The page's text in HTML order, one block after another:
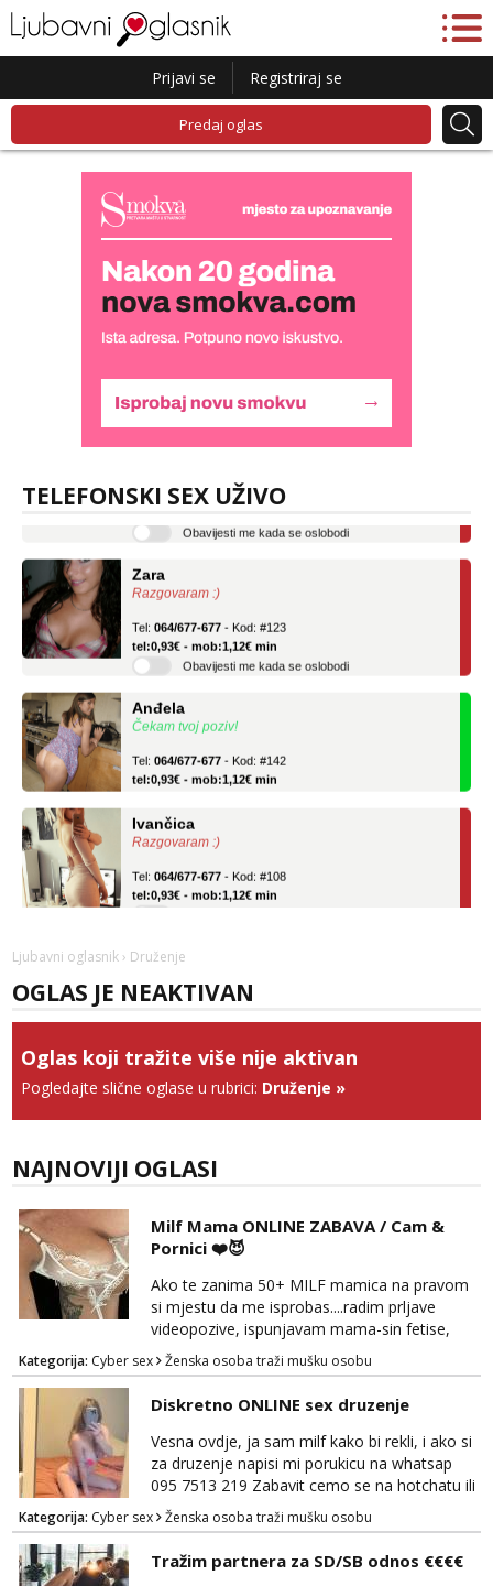
Prijavi se Registriraj se
Predaj oglas
TELEFONSKI SEX UŽIVO
Ivančica
Razgovaram :)
tel:0,93€ - mob:1,12€ min
Razgovaram :)
tel:0,93€ - mob:1,12€ min
Obavijesti me kada se oslobodi
Čekam tvoj poziv!
tel:0,93€ - mob:1,12€ min
Razgovaram :)
tel:0,93€ - mob:1,12€ min
Obavijesti me kada se oslobodi
Razgovaram :)
Tel:064/677-677- Kod: #123
Čekam tvoj poziv!
Ljubavni oglasnik › Druženje
OGLAS JE NEAKTIVAN
Oglas koji tražite više nije aktivan
Pogledajte slične oglase u rubrici: Druženje »
NAJNOVIJI OGLASI
Milf Mama ONLINE ZABAVA / Cam &
Pornici ❤️😈
Ako te zanima 50+ MILF mamica na pravom
si mjestu da me isprobas....radim prljave
videopozive, ispunjavam mama-sin fetise,
dominacija, hotchat, saljem ti svoje gole
slikice i videe ako zelis, a mozes i dobiti gacice
od mamice ako me zamolis... 🔥🫦 NE RADIM
UZIVO...Javi se na wapp 091 548 3275,
mamica te ceka da ispunim sve tvoje zelje 😽
Kategorija: Cyber sex Ženska osoba traži mušku osobu
Diskretno ONLINE sex druzenje
Vesna ovdje, ja sam milf kako bi rekli, i ako si
za druzenje napisi mi porukicu na whatsap
095 7513 219 Zabavit cemo se na hotchatu ili
videopozivu a saljem i gacice i gole slikice :)
NE UZIVO!
Kategorija: Cyber sex Ženska osoba traži mušku osobu
Tražim partnera za SD/SB odnos €€€€